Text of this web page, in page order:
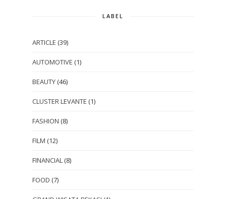
LABEL
ARTICLE (39)
AUTOMOTIVE (1)
BEAUTY (46)
CLUSTER LEVANTE (1)
FASHION (8)
FILM (12)
FINANCIAL (8)
FOOD (7)